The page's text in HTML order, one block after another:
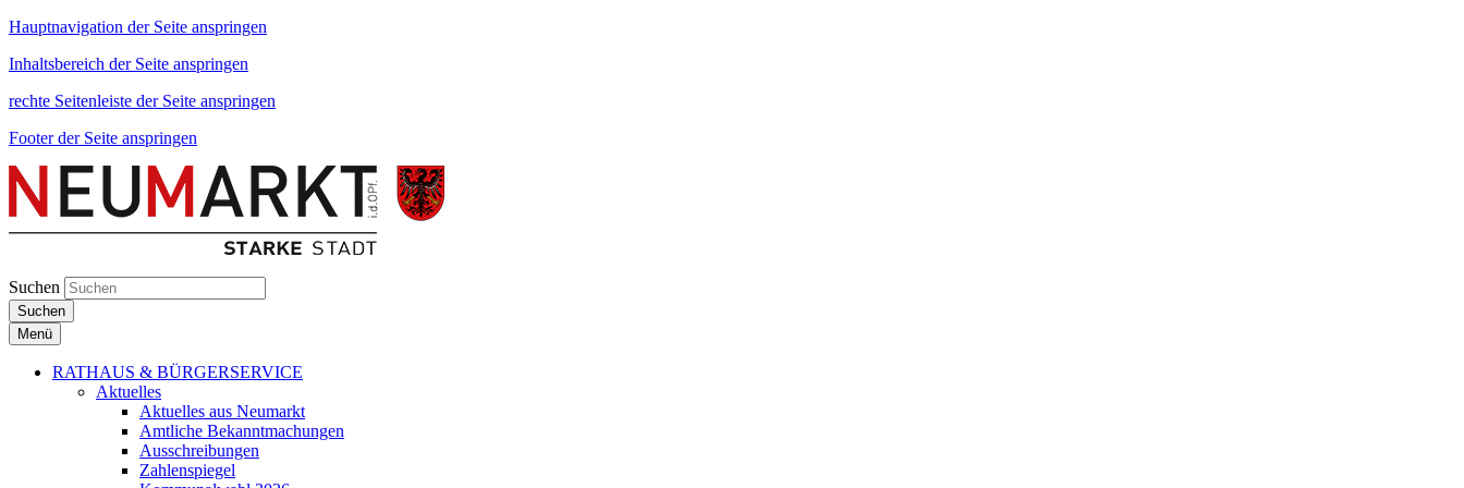
Hauptnavigation der Seite anspringen
Inhaltsbereich der Seite anspringen
rechte Seitenleiste der Seite anspringen
Footer der Seite anspringen
Suchen
Suchen
Menü
RATHAUS & BÜRGERSERVICE
Aktuelles
Aktuelles aus Neumarkt
Amtliche Bekanntmachungen
Ausschreibungen
Zahlenspiegel